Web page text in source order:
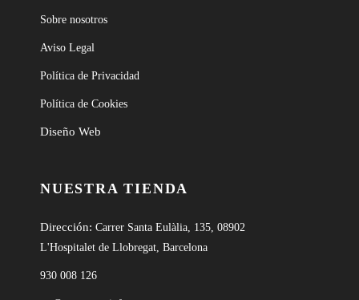
Sobre nosotros
Aviso Legal
Política de Privacidad
Política de Cookies
Diseño Web
NUESTRA TIENDA
Dirección: Carrer Santa Eulàlia, 135, 08902
L'Hospitalet de Llobregat, Barcelona
930 008 126